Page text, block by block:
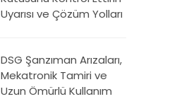
Uyarısı ve Çözüm Yolları
DSG Şanzıman Arızaları,
Mekatronik Tamiri ve
Uzun Ömürlü Kullanım